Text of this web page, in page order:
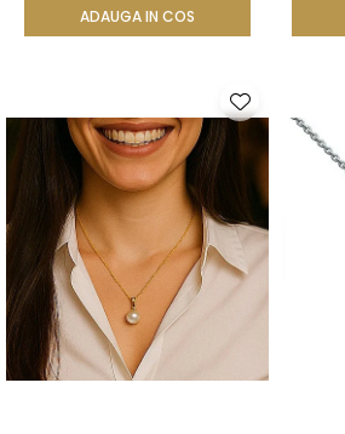
ADAUGA IN COS